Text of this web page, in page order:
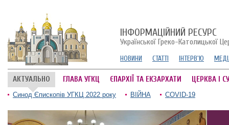
ІНФОРМАЦІЙНИЙ РЕСУРС
Української Греко-Католицької
НОВИНИ СТАТТІ ІНТЕРВ'Ю
АКТУАЛЬНО ГЛАВА УГКЦ ЄПАРХІЇ ТА ЕКЗАРХАТИ ЦЕРКВА І
Синод Єпископів УГКЦ 2022 року ВІЙНА COVID-19